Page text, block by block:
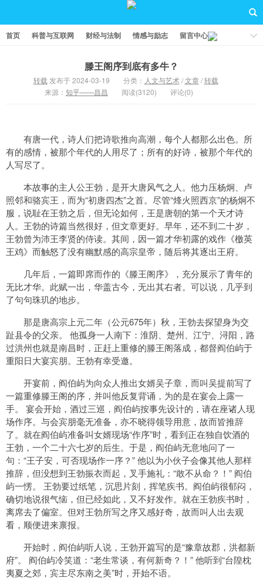
首页 科普与互联网 财经与法制 情感与励志 留言中心
滕王阁序到底有多牛？
转载 发布于 2024-03-19 分类： 人文与艺术/文章/转载
来源： 知乎——昌昌 阅读(3120) 评论(0)
有唐一代，诗人们把诗歌推向高潮，每个人都那么出色。所
有的感情，被那个年代的人用尽了；所有的好诗，被那个年代的
人写尽了。
本故事的主人公王勃，是开大唐风气之人。他力压杨炯、卢
照邻和骆宾王，而为“初唐四杰”之首。尽管“烽火照西京”的杨炯不
服，说耻在王勃之后，但无论如何，王是唐朝的第一个天才诗
人。王勃的诗篇当然很好，但文章更好。早年，还不到二十岁，
王勃曾为沛王李贤的侍读。其间，因一篇才华初露的戏作《檄英
王鸡》而触怒了没有幽默感的高宗皇帝，随后将其逐出王府。
几年后，一篇即席而作的《滕王阁序》，充分展示了青年的
无比才华。此赋一出，华盖古今，无出其右者。可以说，几乎到
了句句珠玑的地步。
那是唐高宗上元二年（公元675年）秋，王勃去探望身为交
趾县令的父亲。 他孤身一人南下：淮阴、楚州、江宁、浔阳，路
过洪州也就是南昌时，正赶上重修的滕王阁落成，都督阎伯屿于
重阳日大宴宾朋。王勃有幸受邀。
开宴前，阎伯屿为向众人推出女婿吴子章，而叫吴提前写了
一篇重修滕王阁的序，并叫他反复背诵，为的是在宴会上露一
手。 宴会开始，酒过三巡，阎伯屿按事先设计的，请在座诸人现
场作序。与会宾朋毫无准备，亦不晓得领导用意，故而皆推辞
了。就在阎伯屿准备叫女婿现场“作序”时，看到正在独自饮酒的
王勃，一个二十六七岁的后生。于是，阎伯屿无意地问了一
句：“王子安，可否现场作一序？” 他以为小伙子会像其他人那样
推辞，但没想到王勃振衣而起，叉手施礼：“敢不从命？！” 阎伯
屿一愣。 王勃要过纸笔，沉思片刻，挥笔疾书。阎伯屿很郁闷，
确切地说很气恼，但已经如此，又不好发作。就在王勃疾书时，
离席去了偏室。但对王勃所写之序又感好奇，故而叫人出去观
看，顺便进来禀报。
开始时，阎伯屿听人说，王勃开篇写的是“豫章故郡，洪都新
府”。 阎伯屿冷笑道：“老生常谈，有何新奇？！” 他听到“台隍枕
夷夏之郊，宾主尽东南之美”时，开始不语。